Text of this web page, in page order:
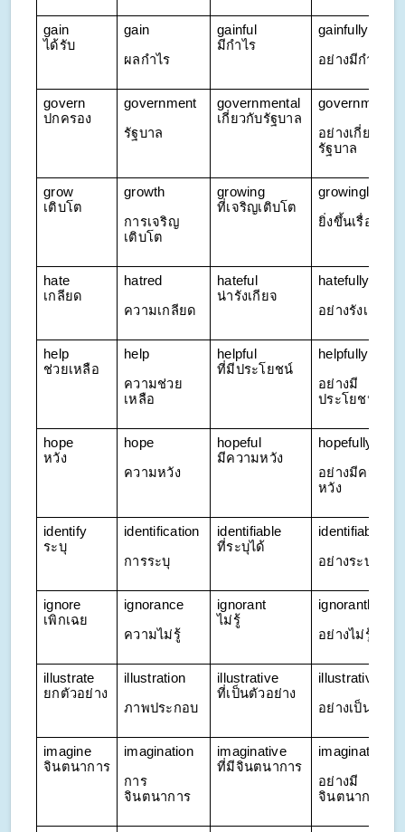
gain
ได้รับ
gain
ผลกำไร
gainful
มีกำไร
gainfully
อย่างมีกำไร
govern
ปกครอง
government
รัฐบาล
governmental
เกี่ยวกับรัฐบาล
อย่างเกี่ยวกับ
รัฐบาล
grow
เติบโต
growth
การเจริญ
เติบโต
growing
ที่เจริญเติบโต
growingly
ยิ่งขึ้นเรื่อย ๆ
hate
เกลียด
hatred
ความเกลียด
hateful
น่ารังเกียจ
hatefully
อย่างรังเกียจ
help
ช่วยเหลือ
help
ความช่วย
เหลือ
helpful
ที่มีประโยชน์
helpfully
อย่างมี
ประโยชน์
hope
หวัง
hope
ความหวัง
hopeful
มีความหวัง
hopefully
อย่างมีความ
หวัง
identify
ระบุ
identification
การระบุ
identifiable
ที่ระบุได้
identifiably
อย่างระบุได้
ignore
เพิกเฉย
ignorance
ความไม่รู้
ignorant
ไม่รู้
ignorantly
อย่างไม่รู้
illustrate
ยกตัวอย่าง
illustration
ภาพประกอบ
illustrative
ที่เป็นตัวอย่าง
illustratively
อย่างเป็นภาพ
imagine
จินตนาการ
imagination
การ
จินตนาการ
imaginative
ที่มีจินตนาการ
imaginatively
อย่างมี
จินตนาการ